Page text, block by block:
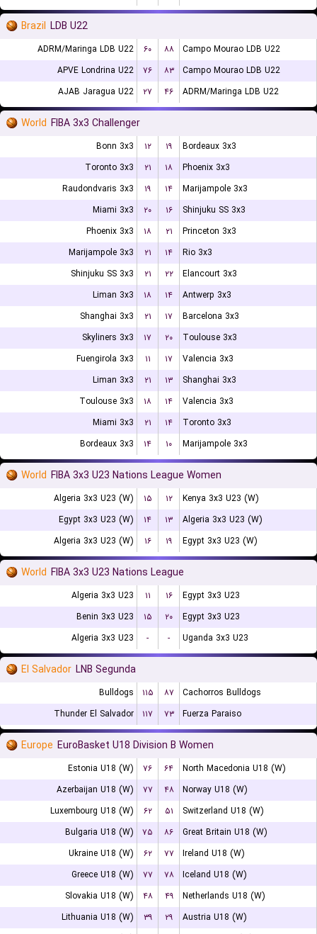
Brazil LDB U22
ADRM/Maringa LDB U22 ۶۰ ۸۸
Campo Mourao LDB U22
APVE Londrina U22
۷۶ ۸۳
Campo Mourao LDB U22
AJAB Jaragua U22
۲۷ ۴۶ ADRM/Maringa LDB U22
World FIBA 3x3 Challenger
Bonn 3x3 ۱۲ ۱۹
Bordeaux 3x3
Toronto 3x3
۲۱ ۱۸
Phoenix 3x3
Raudondvaris 3x3
۱۹ ۱۴
Marijampole 3x3
Miami 3x3
۲۰ ۱۶
Shinjuku SS 3x3
Phoenix 3x3
۱۸ ۲۱
Princeton 3x3
Marijampole 3x3
۲۱ ۱۴
Rio 3x3
Shinjuku SS 3x3
۲۱ ۲۲
Elancourt 3x3
Liman 3x3
۱۸ ۱۴
Antwerp 3x3
Shanghai 3x3
۲۱ ۱۷
Barcelona 3x3
Skyliners 3x3
۱۷ ۲۰
Toulouse 3x3
Fuengirola 3x3
۱۱ ۱۷
Valencia 3x3
Liman 3x3
۲۱ ۱۳
Shanghai 3x3
Toulouse 3x3
۱۸ ۱۴
Valencia 3x3
Miami 3x3
۲۱ ۱۴
Toronto 3x3
Bordeaux 3x3
۱۴ ۱۰ Marijampole 3x3
World FIBA 3x3 U23 Nations League Women
Algeria 3x3 U23 (W) ۱۵ ۱۲
Kenya 3x3 U23 (W)
Egypt 3x3 U23 (W)
۱۴ ۱۳
Algeria 3x3 U23 (W)
Algeria 3x3 U23 (W)
۱۶ ۱۹ Egypt 3x3 U23 (W)
World FIBA 3x3 U23 Nations League
Algeria 3x3 U23 ۱۱ ۱۶
Egypt 3x3 U23
Benin 3x3 U23
۱۵ ۲۰
Egypt 3x3 U23
Algeria 3x3 U23
- - Uganda 3x3 U23
El Salvador LNB Segunda
Bulldogs ۱۱۵ ۸۷
Cachorros Bulldogs
Thunder El Salvador
۱۱۷ ۷۳ Fuerza Paraiso
Europe EuroBasket U18 Division B Women
Estonia U18 (W) ۷۶ ۶۴
North Macedonia U18 (W)
Azerbaijan U18 (W)
۷۷ ۴۸
Norway U18 (W)
Luxembourg U18 (W)
۶۲ ۵۱
Switzerland U18 (W)
Bulgaria U18 (W)
۷۵ ۸۶
Great Britain U18 (W)
Ukraine U18 (W)
۶۲ ۷۷
Ireland U18 (W)
Greece U18 (W)
۷۷ ۷۸
Iceland U18 (W)
Slovakia U18 (W)
۴۸ ۴۹
Netherlands U18 (W)
Lithuania U18 (W)
۳۹ ۲۹
Austria U18 (W)